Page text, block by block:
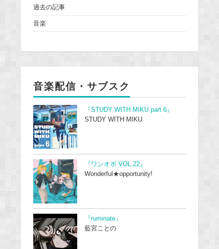
過去の記事
音楽
音楽配信・サブスク
『STUDY WITH MIKU part 6』
STUDY WITH MIKU
『ワンオポ VOL.22』
Wonderful★opportunity!
『ruminate』
藍宮ことの